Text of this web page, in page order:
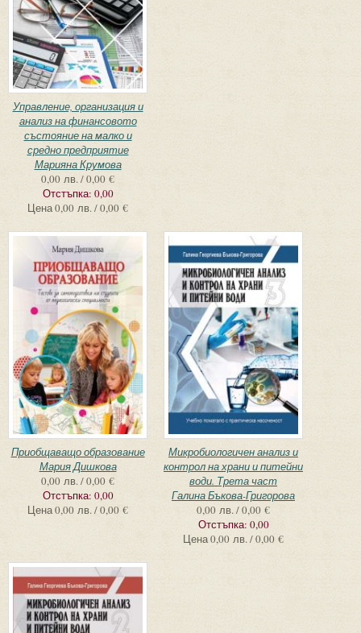
Управление, организация и
анализ на финансовото
състояние на малко и
средно предприятие
Марияна Крумова
0,00 лв. / 0,00 €
Отстъпка: 0,00
Цена0,00 лв. / 0,00 €
Приобщаващо образование
Мария Дишкова
0,00 лв. / 0,00 €
Отстъпка: 0,00
Цена0,00 лв. / 0,00 €
Микробиологичен анализ и
контрол на храни и питейни
води. Трета част
Галина Бъкова-Григорова
0,00 лв. / 0,00 €
Отстъпка: 0,00
Цена0,00 лв. / 0,00 €